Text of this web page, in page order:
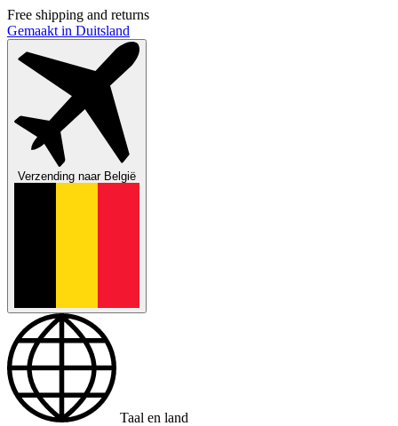
Free shipping and returns
Gemaakt in Duitsland
Verzending naarBelgië
Taal en land